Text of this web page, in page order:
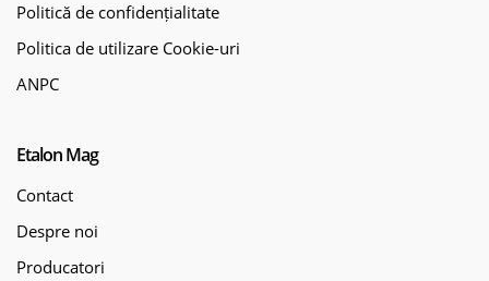
Politică de confidențialitate
Politica de utilizare Cookie-uri
ANPC
Etalon Mag
Contact
Despre noi
Producatori